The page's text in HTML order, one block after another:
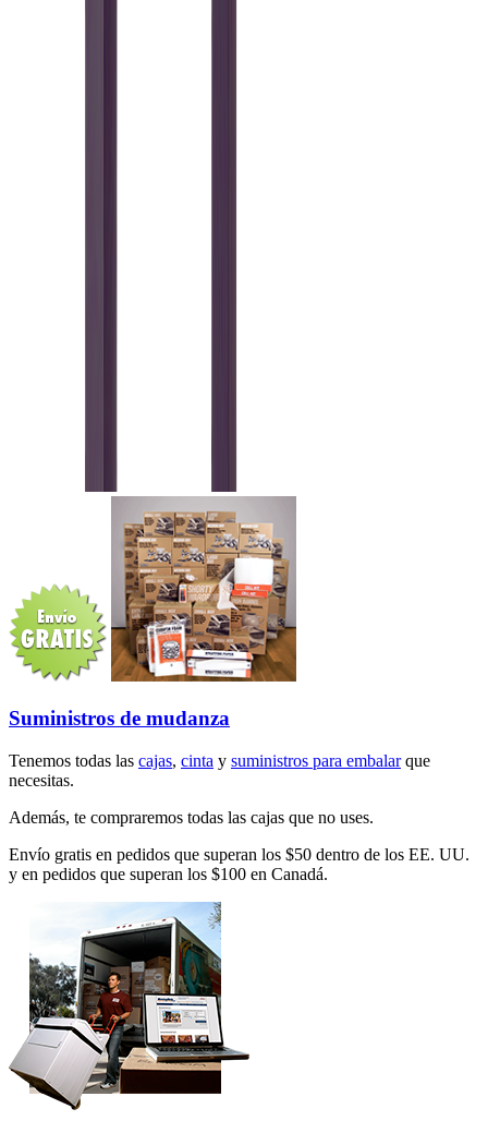
Suministros de mudanza
Tenemos todas las cajas, cinta y suministros para embalarque
necesitas.
Además, te compraremos todas las cajas que no uses.
Envío gratis en pedidos que superan los $50 dentro de los EE. UU.
y en pedidos que superan los $100 en Canadá.